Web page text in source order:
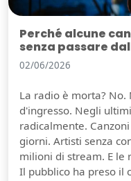
Perché alcune
senza passare
02/06/2026
La radio è morta?
d'ingresso. Negli
radicalmente.
giorni. Artisti senza
milioni di stream. E le
Il pubblico ha preso il